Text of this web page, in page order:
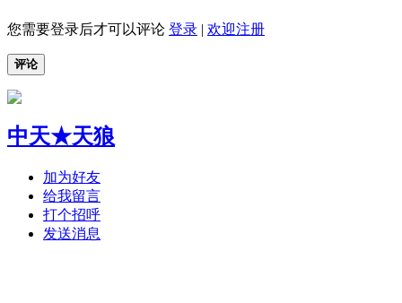
您需要登录后才可以评论 登录 | 欢迎注册
评论
中天★天狼
加为好友
给我留言
打个招呼
发送消息